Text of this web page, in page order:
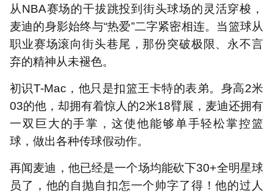
从NBA赛场的干拔跳投到街头球场的灵活穿梭，
麦迪的身影始终与“热爱”二字紧密相连。当篮球从
职业赛场滚向街头巷尾，那份突破极限、永不言
弃的精神从未褪色。
初识T-Mac，他只是扣篮王卡特的表弟。身高2米
03的他，却拥有着惊人的2米18臂展，麦迪还拥有
一双巨大的手掌，这使他能够单手轻松掌控篮
球，做出各种传球假动作。
再闻麦迪，他已经是一个场均能砍下30+全明星球
员了，他的自抛自扣怎一个帅字了得！他的过人